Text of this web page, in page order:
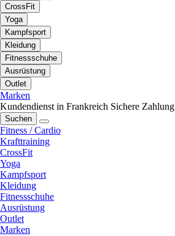
CrossFit
Yoga
Kampfsport
Kleidung
Fitnessschuhe
Ausrüstung
Outlet
Marken
Kundendienst in Frankreich Sichere Zahlung
Suchen
Fitness / Cardio
Krafttraining
CrossFit
Yoga
Kampfsport
Kleidung
Fitnessschuhe
Ausrüstung
Outlet
Marken